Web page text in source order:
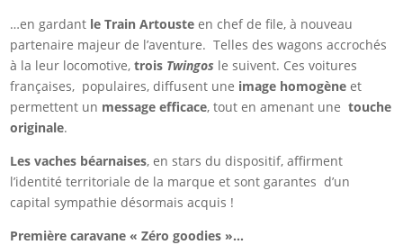
…en gardant le Train Artousteen chef de file, à nouveau
partenaire majeur de l’aventure. Telles des wagons accrochés
à la leur locomotive,trois Twingos le suivent. Ces voitures
françaises, populaires, diffusent une image homogèneet
permettent un message efficace, tout en amenant unetouche
originale.
Les vaches béarnaises, en stars du dispositif, affirment
l’identité territoriale de la marque et sont garantes d’un
capital sympathie désormais acquis !
Première caravane « Zéro goodies »…